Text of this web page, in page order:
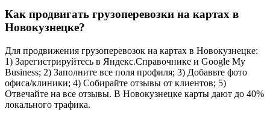
Как продвигать грузоперевозки на картах в
Новокузнецке?
Для продвижения грузоперевозок на картах в Новокузнецке:
1) Зарегистрируйтесь в Яндекс.Справочнике и Google My
Business; 2) Заполните все поля профиля; 3) Добавьте фото
офиса/клиники; 4) Собирайте отзывы от клиентов; 5)
Отвечайте на все отзывы. В Новокузнецке карты дают до 40%
локального трафика.